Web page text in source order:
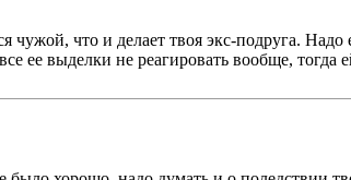
чужой, что и делает твоя экс-подруга.
ее выделки не реагировать вообще, тогда